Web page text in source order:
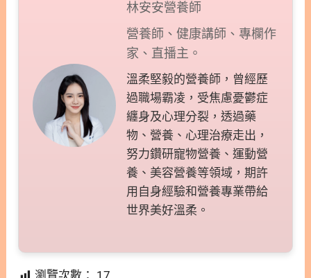
林安安營養師
營養師、健康講師、專欄作
家、直播主。
溫柔堅毅的營養師，曾經歷
過職場霸凌，受焦慮憂鬱症
纏身及心理分裂，透過藥
物、營養、心理治療走出，
努力鑽研寵物營養、運動營
養、美容營養等領域，期許
用自身經驗和營養專業帶給
世界美好溫柔。